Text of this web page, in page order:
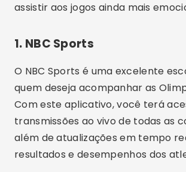
assistir aos jogos ainda mais
1. NBC Sports
O NBC Sports é uma excelente
quem deseja acompanhar as
Com este aplicativo, você terá
transmissões ao vivo de todas as
além de atualizações em tempo
resultados e desempenhos dos